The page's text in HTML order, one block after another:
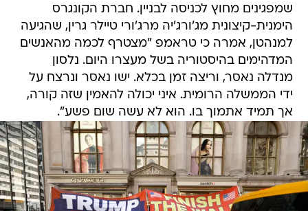
שמפגינים מחוץ לכניסה לבניין. חברת הקונגרס
הימנית-קיצונית מג'ורג'יה מרג'ורי טיילר גרין, שהגיעה
למנהטן, אמרה כי טראמפ "מצטרף לכמה מהאנשים
המדהימים בהיסטוריה בשל מעצרו היום. נלסון
מנדלה נאסר, וריצה זמן בכלא. ישו נאסר ונרצח על
ידי הממשלה הרומית. איני יכולה להאמין שזה קורה,
אך תמיד אתמוך בו. הוא לא עשה שום פשע".